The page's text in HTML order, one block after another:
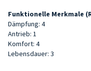
Funktionelle Merkmale
Dämpfung: 4
Antrieb: 1
Komfort: 4
Lebensdauer: 3